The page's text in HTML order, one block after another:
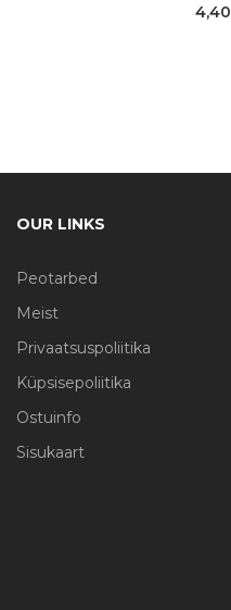
4,40
OUR LINKS
Peotarbed
Meist
Privaatsuspoliitika
Küpsisepoliitika
Ostuinfo
Sisukaart